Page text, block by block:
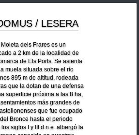
/ LESERA
dels Frares es un
a 2 km de la localidad de
de Els Ports. Se asienta
muela situada sobre el río
895 m de altitud, rodeada
que la dotan de una defensa
superficie próxima a las 8 ha,
más grandes de
que fue ocupado
Bronce hasta el periodo
siglos I y III d.n.e. albergó la